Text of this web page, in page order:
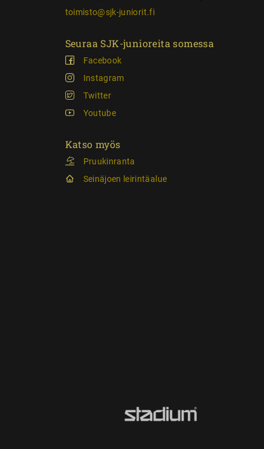
toimisto@sjk-juniorit.fi
Seuraa SJK-junioreita somessa
Facebook
Instagram
Twitter
Youtube
Katso myös
Pruukinranta
Seinäjoen leirintäalue